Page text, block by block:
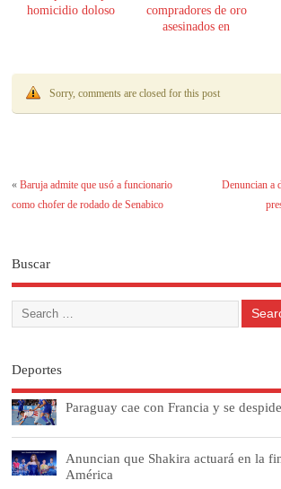
homicidio doloso
compradores de oro
asesinados en
Sorry, comments are closed for this post
«Baruja admite que usó a funcionario
como chofer de rodado de Senabico
Denuncian a
Buscar
Deportes
Paraguay cae con Francia y se
Anuncian que Shakira actuará en la
América